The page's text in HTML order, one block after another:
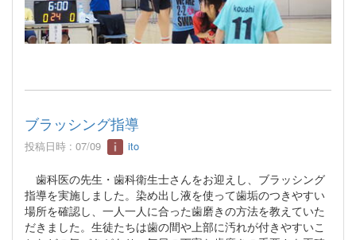
ブラッシング指導
投稿日時 : 07/09 ito
歯科医の先生・歯科衛生士さんをお迎えし、ブラッシング
指導を実施しました。染め出し液を使って歯垢のつきやすい
場所を確認し、一人一人に合った歯磨きの方法を教えていた
だきました。生徒たちは歯の間や上部に汚れが付きやすいこ